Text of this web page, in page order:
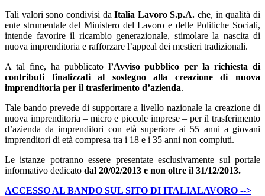
Tali valori sono condivisi daItalia Lavoro S.p.A. che, in qualità di
ente strumentale del Ministero del Lavoro e delle Politiche Sociali,
intende favorire il ricambio generazionale, stimolare la nascita di
nuova imprenditoria e rafforzare l’appeal dei mestieri tradizionali.
A tal fine, ha pubblicato l’Avviso pubblico per la richiesta di
contributi finalizzati al sostegno alla creazione di nuova
imprenditoria per il trasferimento d’azienda.
Tale bando prevede di supportare a livello nazionale la creazione di
nuova imprenditoria – micro e piccole imprese – per il trasferimento
d’azienda da imprenditori con età superiore ai 55 anni a giovani
imprenditori di età compresa tra i 18 e i 35 anni non compiuti.
Le istanze potranno essere presentate esclusivamente sul portale
informativo dedicato dal 20/02/2013 e non oltre il 31/12/2013.
ACCESSO AL BANDO SUL SITO DI ITALIALAVORO -->